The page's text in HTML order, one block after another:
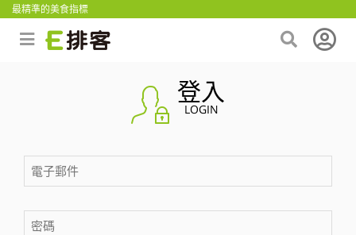
最精準的美食指標
登入
LOGIN